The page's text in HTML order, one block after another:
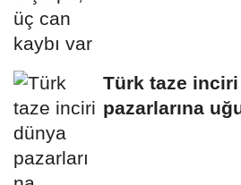
Türk taze
pazarlarına